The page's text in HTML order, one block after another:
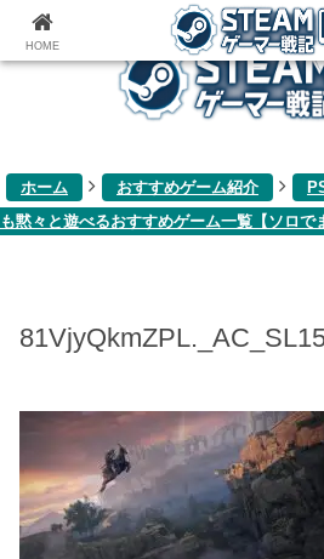
ゲーム関連雑記ブ
ホーム おすすめゲーム紹介
も黙々と遊べるおすすめゲーム一覧【ソロで
HOME